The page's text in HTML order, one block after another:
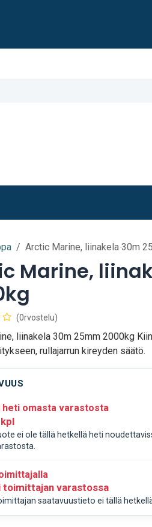
Arctic Marine, liinakela 30m
Marine,
(0rvostelu)
liinakela 30m 25mm 2000kg
rullajarrun kireyden säätö.
heti omasta varastosta
ei ole tällä hetkellä heti
toimittajan varastossa
saatavuustieto ei tällä